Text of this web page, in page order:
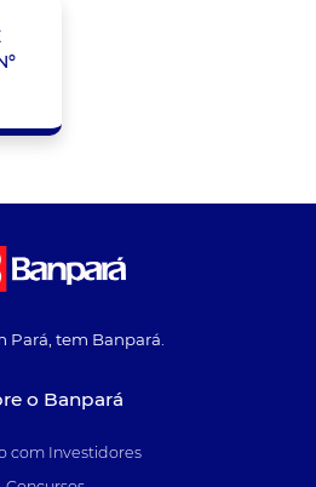
Pará, tem Banpará.
o Banpará
com Investidores